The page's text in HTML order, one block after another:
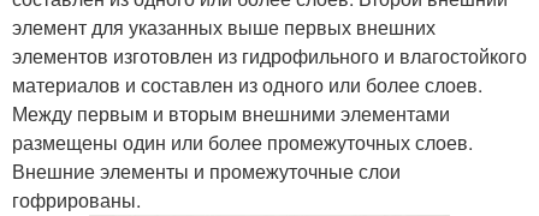
элемент для указанных выше первых внешних
элементов изготовлен из гидрофильного и влагостойкого
материалов и составлен из одного или более слоев.
Между первым и вторым внешними элементами
размещены один или более промежуточных слоев.
Внешние элементы и промежуточные слои
гофрированы.